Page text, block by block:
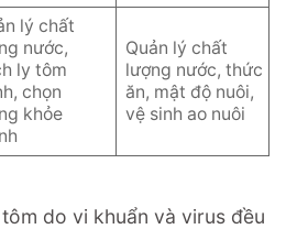
lý chất
nước,
ly tôm
chọn
khỏe
Quản lý chất
lượng nước, thức
ăn, mật độ nuôi,
vệ sinh ao nuôi
do vi khuẩn và virus đều